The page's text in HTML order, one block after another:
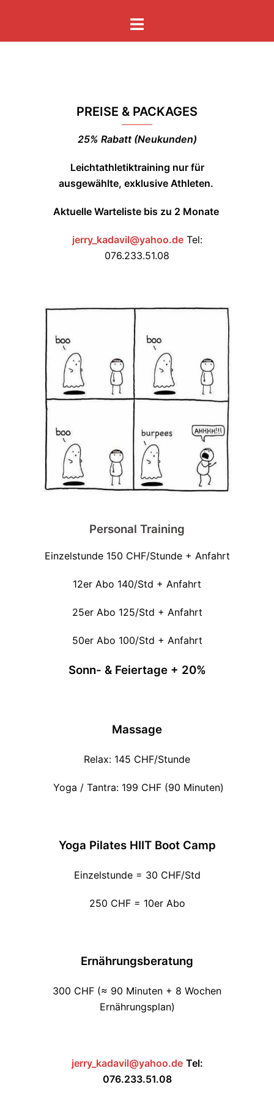
content
Toggle
PREISE & PACKAGES
25% Rabatt (Neukunden)
Leichtathletiktraining nur für
ausgewählte, exklusive Athleten.
Aktuelle Warteliste bis zu 2 Monate
jerry_kadavil@yahoo.deTel:
076.233.51.08
Personal Training
Einzelstunde 150 CHF/Stunde + Anfahrt
12er Abo 140/Std + Anfahrt
25er Abo 125/Std + Anfahrt
50er Abo 100/Std + Anfahrt
Sonn- & Feiertage + 20%
Massage
Relax: 145 CHF/Stunde
Yoga / Tantra: 199 CHF (90 Minuten)
Yoga Pilates HIIT Boot Camp
Einzelstunde = 30 CHF/Std
250 CHF = 10er Abo
Ernährungsberatung
300 CHF (≈ 90 Minuten + 8 Wochen
Ernährungsplan)
jerry_kadavil@yahoo.de Tel:
076.233.51.08